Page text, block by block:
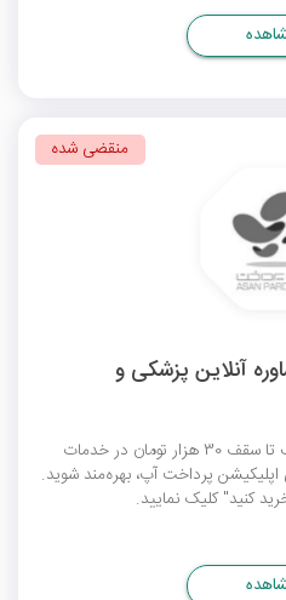
مشاوره آنلاین پزشکی و
با وارد کردن این کد از %70 تخفیف تا سقف 30 هزار تومان در خدمات
پرداخت آپ، بهره‌مند شوید.
کنید" کلیک نمایید.
منقضی شده